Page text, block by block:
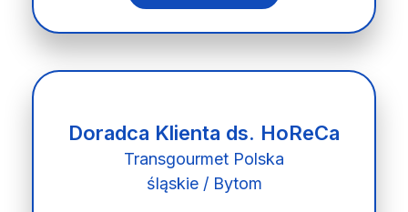
Doradca Klienta ds. HoReCa
Transgourmet Polska
śląskie / Bytom